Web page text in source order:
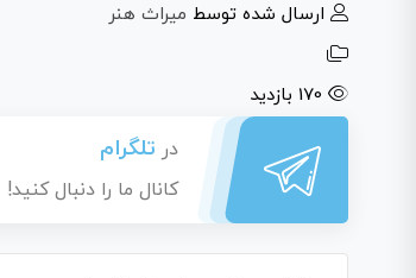
ارسال شده توسط میراث هنر
در تلگرام
کانال ما را دنبال کنید!